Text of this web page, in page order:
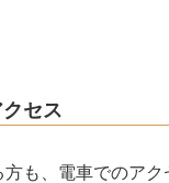
セス
も、電車でのアク